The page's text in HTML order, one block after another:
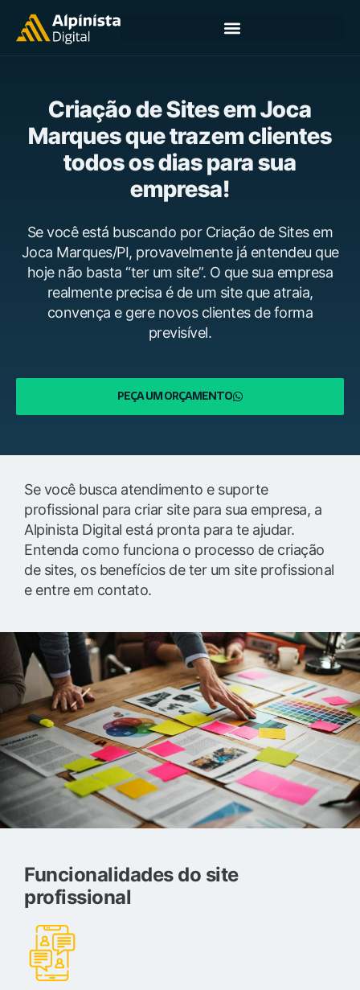
Criação de Sites em Joca
Marques que trazem clientes
todos os dias para sua
empresa!
Se você está buscando por Criação de Sites em
Joca Marques/PI, provavelmente já entendeu que
hoje não basta “ter um site”. O que sua empresa
realmente precisa é de um site que atraia,
convença e gere novos clientes de forma
previsível.
PEÇA UM ORÇAMENTO
Se você busca atendimento e suporte
profissional para criar site para sua empresa, a
Alpinista Digital está pronta para te ajudar.
Entenda como funciona o processo de criação
de sites, os benefícios de ter um site profissional
e entre em contato.
Funcionalidades do site
profissional